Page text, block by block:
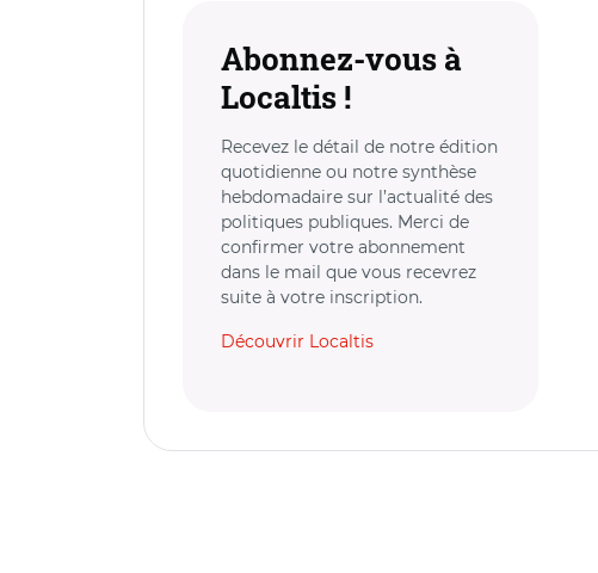
Abonnez-vous à
Localtis !
Recevez le détail de notre édition
quotidienne ou notre synthèse
hebdomadaire sur l’actualité des
politiques publiques. Merci de
confirmer votre abonnement
dans le mail que vous recevrez
suite à votre inscription.
Découvrir Localtis